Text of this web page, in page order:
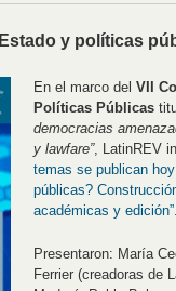
y políticas
En el marco del VII
Políticas Públicas
democracias
y lawfare”, LatinREV
temas se publican
públicas?
académicas y edición”
Presentaron: María
Ferrier (creadoras de